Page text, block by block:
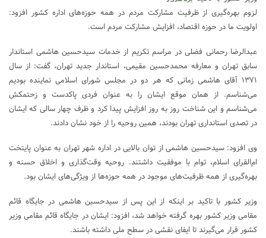
لزوم بهره‌گیری از ظرفیت مشارکت مردم در همه حوزه‌های اداره کشور افزود:
اولویت ما در حوزه اقتصاد، افزایش مشارکت مردم است.
عبدالرضا رحمانی فضلی در مراسم تکریم از خدمات سیدحسین هاشمی استاندار
سابق تهران و معارفه محمدحسین مقیمی، استاندار جدید تهران، گفت: از سال
۱۳۷۱ آقای هاشمی زمانی که هر دو در مجلس شورای اسلامی نماینده بودیم
می‌شناسم. از همان موقع ایشان را به عنوان فردی پاکدست و زحتمکش
می‌شناسم و این شناخت روز به روز افزایش پیدا کرد و ظرف چهار سالی که ایشان
در تصدی استانداری تهران بودند، همین روحیه را از خود نشان دادند.
وی افزود: سیدحسین هاشمی از توان بالایی در اداره شهر تهران به عنوان پایتخت
ام‌القرای اسلام، توام با موفقیت داشتند. روحیه وقت‌گذاری و اخلاق حسنه و
بهره‌گیری از همه ظرفیت‌های موجود در همه حوزه‌ها از ویژگی‌های ایشان بود.
وزیر کشور با تاکید بر اینکه از این پس از سیدحسین هاشمی در جایگاه قائم
مقامی وزیر کشور بهره گرفته خواهد شد، افزود: ایشان در جایگاه قائم مقامی وزیر
کشور قرار می‌گیرند تا ایفای نقشی در سطح ملی داشته باشند.